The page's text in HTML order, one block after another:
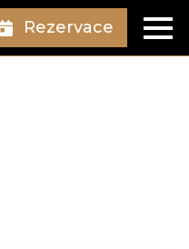
Rezervace